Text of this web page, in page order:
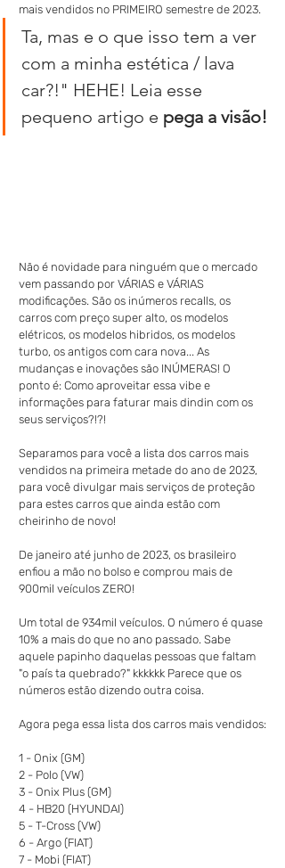
mais vendidos no PRIMEIRO semestre de 2023.
Ta, mas e o que isso tem a ver
com a minha estética / lava
car?!" HEHE! Leia esse
pequeno artigo e pega a visão!
Não é novidade para ninguém que o mercado
vem passando por VÁRIAS e VÁRIAS
modificações. São os inúmeros recalls, os
carros com preço super alto, os modelos
elétricos, os modelos hibridos, os modelos
turbo, os antigos com cara nova... As
mudanças e inovações são INÚMERAS! O
ponto é: Como aproveitar essa vibe e
informações para faturar mais dindin com os
seus serviços?!?!
Separamos para você a lista dos carros mais
vendidos na primeira metade do ano de 2023,
para você divulgar mais serviços de proteção
para estes carros que ainda estão com
cheirinho de novo!
De janeiro até junho de 2023, os brasileiro
enfiou a mão no bolso e comprou mais de
900mil veículos ZERO!
Um total de 934mil veículos. O número é quase
10% a mais do que no ano passado. Sabe
aquele papinho daquelas pessoas que faltam
"o país ta quebrado?" kkkkkk Parece que os
números estão dizendo outra coisa.
Agora pega essa lista dos carros mais vendidos:
1 - Onix (GM)
2 - Polo (VW)
3 - Onix Plus (GM)
4 - HB20 (HYUNDAI)
5 - T-Cross (VW)
6 - Argo (FIAT)
7 - Mobi (FIAT)